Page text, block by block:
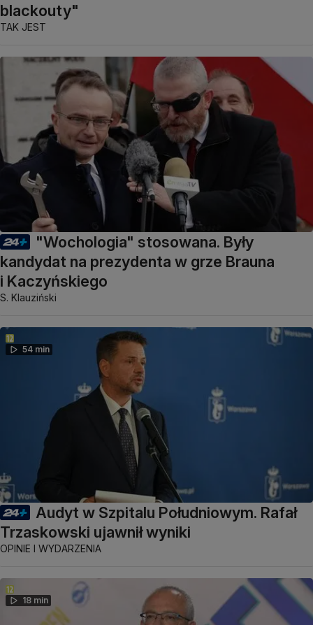
blackouty"
TAK JEST
"Wochologia" stosowana. Były
kandydat na prezydenta w grze Brauna
i Kaczyńskiego
S. Klauziński
54 min
Audyt w Szpitalu Południowym. Rafał
Trzaskowski ujawnił wyniki
OPINIE I WYDARZENIA
18 min